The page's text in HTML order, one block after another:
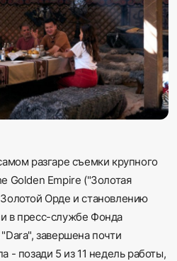
разгаре съемки крупного
Golden Empire ("Золотая
Орде и становлению
в пресс-службе Фонда
завершена почти
- позади 5 из 11 недель работы,